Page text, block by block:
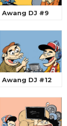
Awang DJ #9
Awang DJ #12